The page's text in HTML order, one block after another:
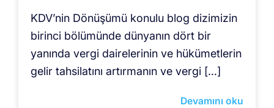
KDV’nin Dönüşümü konulu blog dizimizin
birinci bölümünde dünyanın dört bir
yanında vergi dairelerinin ve hükümetlerin
gelir tahsilatını artırmanın ve vergi […]
Devamını oku